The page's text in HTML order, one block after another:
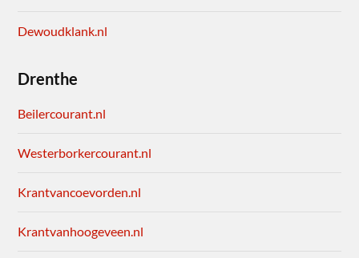
Dewoudklank.nl
Drenthe
Beilercourant.nl
Westerborkercourant.nl
Krantvancoevorden.nl
Krantvanhoogeveen.nl